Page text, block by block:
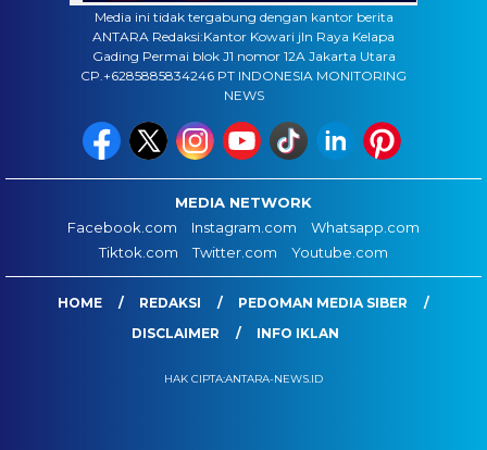
Media ini tidak tergabung dengan kantor berita
ANTARA Redaksi:Kantor Kowari jln Raya Kelapa
Gading Permai blok J1 nomor 12A Jakarta Utara
CP.+6285885834246 PT INDONESIA MONITORING
NEWS
MEDIA NETWORK
Facebook.com
Instagram.com
Whatsapp.com
Tiktok.com
Twitter.com Youtube.com
HOME REDAKSI
PEDOMAN MEDIA SIBER
DISCLAIMER
INFO IKLAN
HAK CIPTA:ANTARA-NEWS.ID